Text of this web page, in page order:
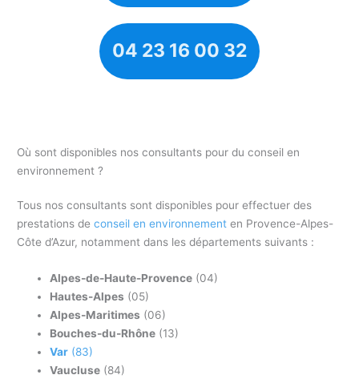
04 23 16 00 32
Où sont disponibles nos consultants pour du conseil en
environnement ?
Tous nos consultants sont disponibles pour effectuer des
prestations deconseil en environnement en Provence-Alpes-
Côte d’Azur, notamment dans les départements suivants :
Alpes-de-Haute-Provence (04)
Hautes-Alpes (05)
Alpes-Maritimes (06)
Bouches-du-Rhône (13)
Var (83)
Vaucluse (84)